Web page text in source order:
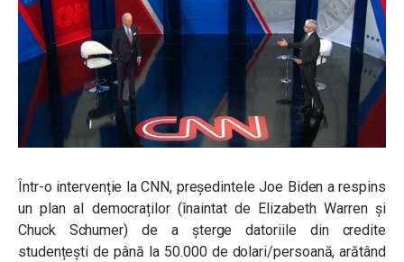
Într-o intervenție la CNN, președintele Joe Biden a respins
un plan al democraților (înaintat de Elizabeth Warren și
Chuck Schumer) de a șterge datoriile din credite
studențești de până la 50.000 de dolari/persoană, arătând